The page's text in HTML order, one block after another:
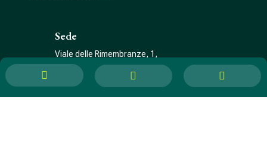
Sede
Viale delle Rimembranze, 1,
21052 Busto Arsizio (VA)
Telefono
  